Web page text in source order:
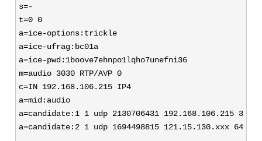
s=-
t=0 0
a=ice-options:trickle
a=ice-ufrag:bc01a
a=ice-pwd:1boove7ehnpo1lqho7unefni36
m=audio 3030 RTP/AVP 0
c=IN 192.168.106.215 IP4
a=mid:audio
a=candidate:1 1 udp 2130706431 192.168.106.215 3030
a=candidate:2 1 udp 1694498815 121.15.130.xxx